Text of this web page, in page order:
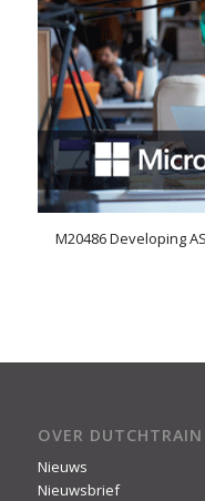
M20486 Developing
OVER DUTCHTRAIN
Nieuws
Nieuwsbrief